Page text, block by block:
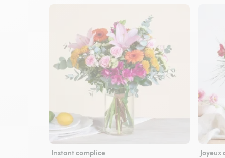
Instant complice